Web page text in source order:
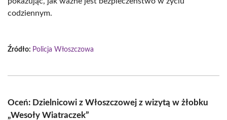
codziennym.
Źródło: Policja Włoszczowa
Oceń: Dzielnicowi z Włoszczowej z wizytą w żłobku
„Wesoły Wiatraczek”